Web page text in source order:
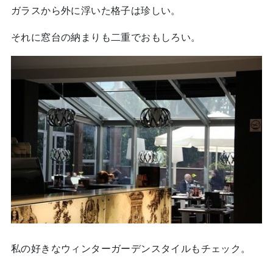
ガラスから外に浮いた格子は珍しい。
それに窓台の納まりも二重でおもしろい。
私の好きなウィンターガーデンスタイルもチェック。